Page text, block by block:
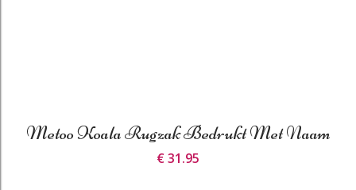
Metoo Koala Rugzak Bedrukt Met Naam
€ 31.95